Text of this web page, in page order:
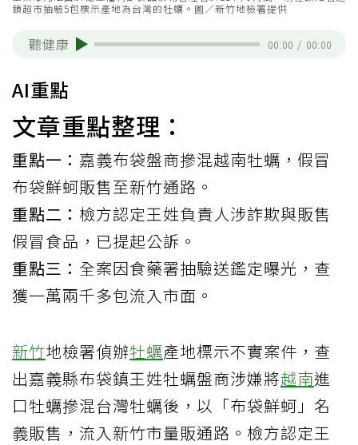
鎖超市抽驗5包標示產地為台灣的牡蠣。圖／新竹地檢署提供
聽健康 00:00 / 00:00
AI重點
文章重點整理：
重點一： 嘉義布袋盤商摻混越南牡蠣，假冒
布袋鮮蚵販售至新竹通路。
重點二： 檢方認定王姓負責人涉詐欺與販售
假冒食品，已提起公訴。
重點三： 全案因食藥署抽驗送鑑定曝光，查
獲一萬兩千多包流入市面。
新竹地檢署偵辦牡蠣產地標示不實案件，查
出嘉義縣布袋鎮王姓牡蠣盤商涉嫌將越南進
口牡蠣摻混台灣牡蠣後，以「布袋鮮蚵」名
義販售，流入新竹市量販通路。檢方認定王